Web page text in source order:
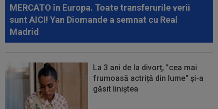
16:22
Prima reacție a lui Laszlo Dioszegi, după ce
TAS l-a suspendat 9 luni pe Cosmin...
MERCATO în Europa. Toate transferurile verii
sunt AICI! Yan Diomande a semnat cu Real
Madrid
La 3 ani de la divorț, "cea mai
frumoasă actriță din lume" și-a
găsit liniștea